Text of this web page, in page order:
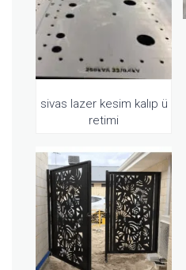
sivas lazer kesim kalıp ü
retimi